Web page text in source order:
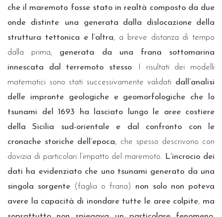
che il maremoto fosse stato in realtà composto da due
onde distinte: una generata dalla dislocazione della
struttura tettonica e l’altra, a breve distanza di tempo
dalla prima, generata da una frana sottomarina
innescata dal terremoto stesso. I risultati dei modelli
matematici sono stati successivamente validati dall’analisi
delle impronte geologiche e geomorfologiche che lo
tsunami del 1693 ha lasciato lungo le aree costiere
della Sicilia sud-orientale e dal confronto con le
cronache storiche dell’epoca, che spesso descrivono con
dovizia di particolari l’impatto del maremoto. L’incrocio dei
dati ha evidenziato che uno tsunami generato da una
singola sorgente (faglia o frana) non solo non poteva
avere la capacità di inondare tutte le aree colpite, ma